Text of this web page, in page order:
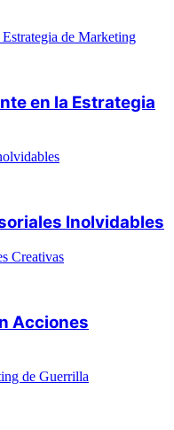
en la Estrategia
Inolvidables
Acciones